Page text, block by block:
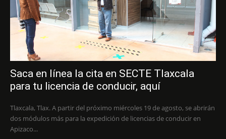
Saca en línea la cita en SECTE Tlaxcala
para tu licencia de conducir, aquí
Tlaxcala, Tlax. A partir del próximo miércoles 19 de agosto, se abrirán
dos módulos más para la expedición de licencias de conducir en
Apizaco...